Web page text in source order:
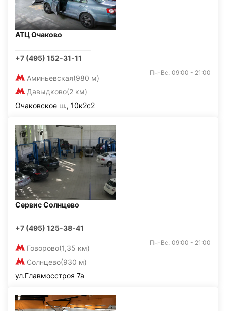
АТЦ Очаково
+7 (495) 152-31-11
Аминьевская(980 м)
Давыдково(2 км)
Пн-Вс: 09:00 - 21:00
Очаковское ш., 10к2с2
Сервис Солнцево
+7 (495) 125-38-41
Говорово(1,35 км)
Солнцево(930 м)
Пн-Вс: 09:00 - 21:00
ул.Главмосстроя 7а